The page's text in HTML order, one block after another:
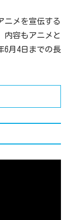
ニメを宣伝する
内容もアニメと
6月4日までの長